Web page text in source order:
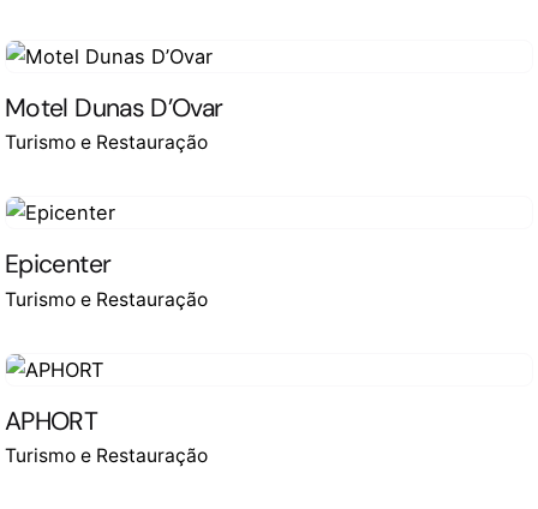
Motel Dunas D’Ovar
Turismo e Restauração
Epicenter
Turismo e Restauração
APHORT
Turismo e Restauração